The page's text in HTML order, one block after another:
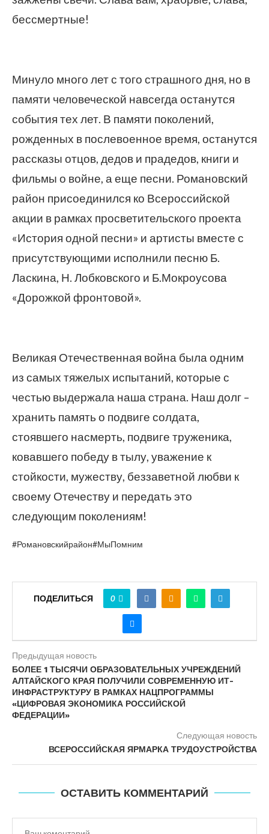
бессмертные!
Минуло много лет с того страшного дня, но в
памяти человеческой навсегда останутся
события тех лет. В памяти поколений,
рожденных в послевоенное время, останутся
рассказы отцов, дедов и прадедов, книги и
фильмы о войне, а еще песни. Романовский
район присоединился ко Всероссийской
акции в рамках просветительского проекта
«История одной песни» и артисты вместе с
присутствующими исполнили песню Б.
Ласкина, Н. Лобковского и Б.Мокроусова
«Дорожкой фронтовой».
Великая Отечественная война была одним
из самых тяжелых испытаний, которые с
честью выдержала наша страна. Наш долг –
хранить память о подвиге солдата,
стоявшего насмерть, подвиге труженика,
ковавшего победу в тылу, уважение к
стойкости, мужеству, беззаветной любви к
своему Отечеству и передать это
следующим поколениям!
#Романовскийрайон#МыПомним
ПОДЕЛИТЬСЯ 0
Предыдущая новость
БОЛЕЕ 1 ТЫСЯЧИ ОБРАЗОВАТЕЛЬНЫХ УЧРЕЖДЕНИЙ
АЛТАЙСКОГО КРАЯ ПОЛУЧИЛИ СОВРЕМЕННУЮ ИТ-
ИНФРАСТРУКТУРУ В РАМКАХ НАЦПРОГРАММЫ
«ЦИФРОВАЯ ЭКОНОМИКА РОССИЙСКОЙ
ФЕДЕРАЦИИ»
Следующая новость
ВСЕРОССИЙСКАЯ ЯРМАРКА ТРУДОУСТРОЙСТВА
ОСТАВИТЬ КОММЕНТАРИЙ